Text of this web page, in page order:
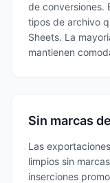
de conversiones.
tipos de archivo
Sheets. La
mantienen
Sin marcas
Las
limpios sin
inserciones